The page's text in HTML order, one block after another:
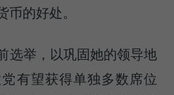
币的好处。
选举，以巩固她的领导地
有望获得单独多数席位